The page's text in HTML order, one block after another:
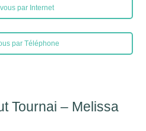
Tournai – Melissa
par Internet
par Téléphone